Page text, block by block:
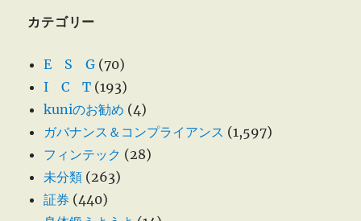
カテゴリー
E S G (70)
I C T (193)
kuniのお勧め (4)
ガバナンス＆コンプライアンス (1,597)
フィンテック (28)
未分類 (263)
証券 (440)